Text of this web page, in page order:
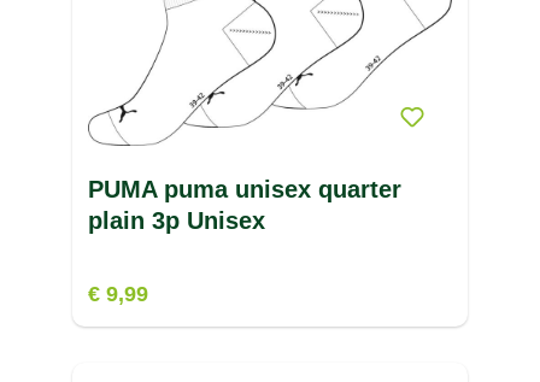
PUMA puma unisex quarter
plain 3p Unisex
€ 9,99